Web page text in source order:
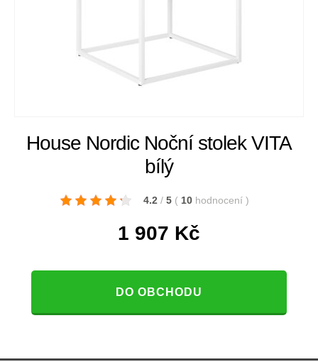
House Nordic Noční stolek VITA
bílý
4.2 / 5 ( 10 hodnocení )
1 907 Kč
DO OBCHODU